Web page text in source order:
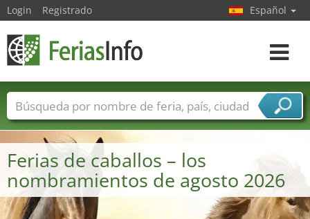
Ferias de caballos – los
nombramientos de agosto 2026
Login Registrado Español
toggle
Nombres de ferias Países
Ciudades
Sectores de ferias
Sectores de proveedor de servicios